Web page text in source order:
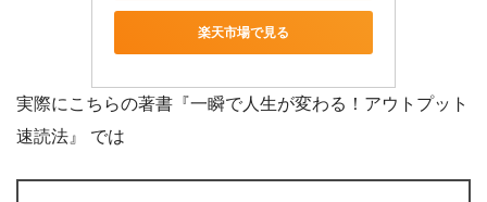
楽天市場で見る
実際にこちらの著書『一瞬で人生が変わる！アウトプット
速読法』 では